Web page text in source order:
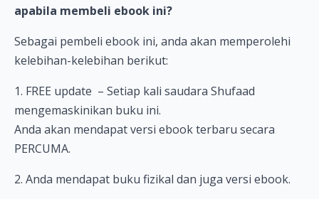
apabila membeli ebook ini?
Sebagai pembeli ebook ini, anda akan memperolehi
kelebihan-kelebihan berikut:
1. FREE update – Setiap kali saudara Shufaad
mengemaskinikan buku ini.
Anda akan mendapat versi ebook terbaru secara
PERCUMA.
2. Anda mendapat buku fizikal dan juga versi ebook.